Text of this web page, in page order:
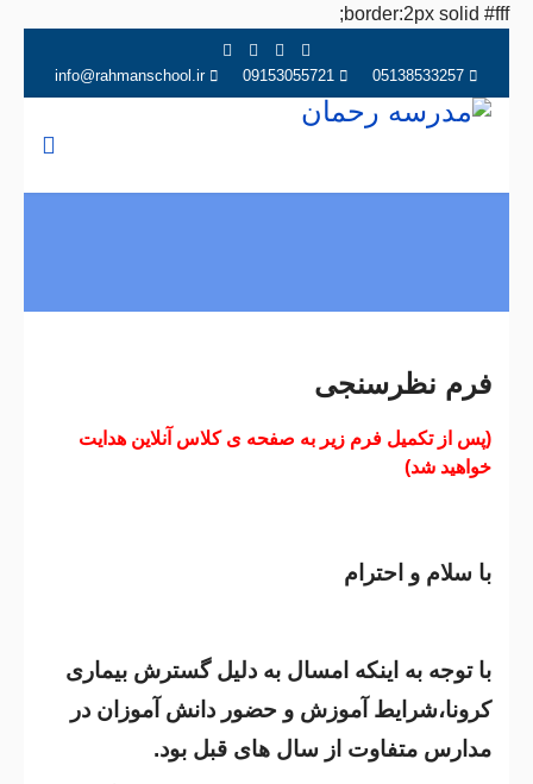
border:2px solid #fff;
05138533257
09153055721
info@rahmanschool.ir
فرم نظرسنجی
(پس از تکمیل فرم زیر به صفحه ی کلاس آنلاین هدایت
خواهید شد)
با سلام و احترام
با توجه به اینکه امسال به دلیل گسترش بیماری
کرونا،شرایط آموزش و حضور دانش آموزان در
مدارس متفاوت از سال های قبل بود.